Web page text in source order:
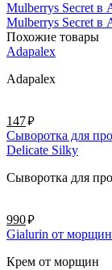
Mulberrys Secret в
Mulberrys Secret в
Похожие товары
Adapalex
Adapalex
147руб.
Сыворотка для
Delicate Silky
Сыворотка для
990руб.
Gialurin от морщин
Крем от морщин